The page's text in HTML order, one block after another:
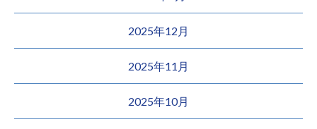
2025年12月
2025年11月
2025年10月